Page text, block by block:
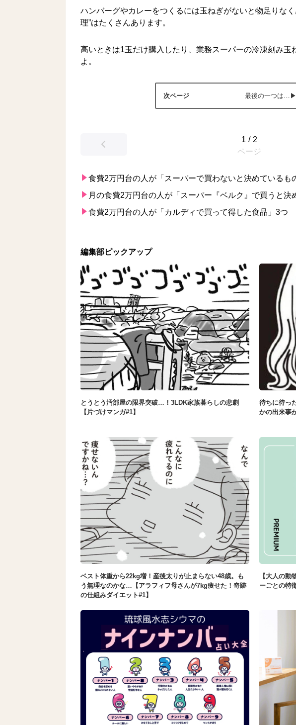
ハンバーグやカレーをつくるには玉ねぎがないと物足りな
理”はたくさんあります。
高いときは1玉だけ購入したり、業務スーパーの冷凍刻み玉
よ。
最後の一つは…▶
1 / 2
ページ
食費2万円台の人が「スーパーで買わないと決めているも
月の食費2万円台の人が「スーパー『ベルク』で買うと決
食費2万円台の人が「カルディで買って得した食品」3つ
編集部ピックアップ
とうとう汚部屋の限界突破…！3LDK家族暮らしの悲劇
【片づけマンガ#1】
待ちに待っ
かの出来事
ベスト体重から22kg増！産後太りが止まらない48歳。も
う無理なのかな…【アラフィフ母さんが7kg痩せた！奇跡
の仕組みダイエット#1】
【大人の
ーごとの特